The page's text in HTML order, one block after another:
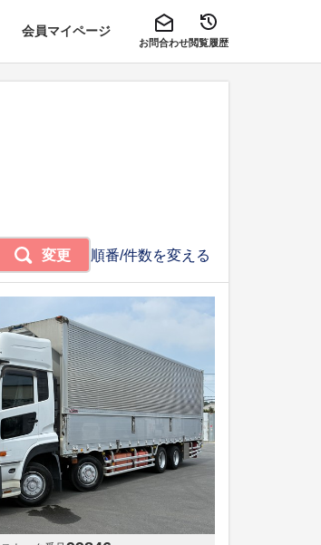
会員マイページ
お問合わせ閲覧履歴
順番/件数を変える
変更